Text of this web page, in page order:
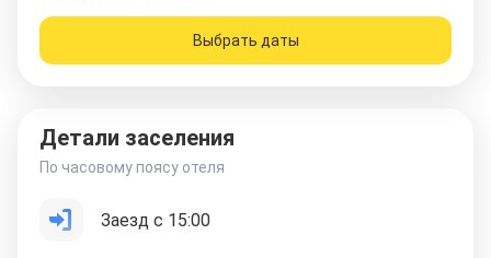
Выбрать даты
Детали заселения
По часовому поясу отеля
Заезд с 15:00